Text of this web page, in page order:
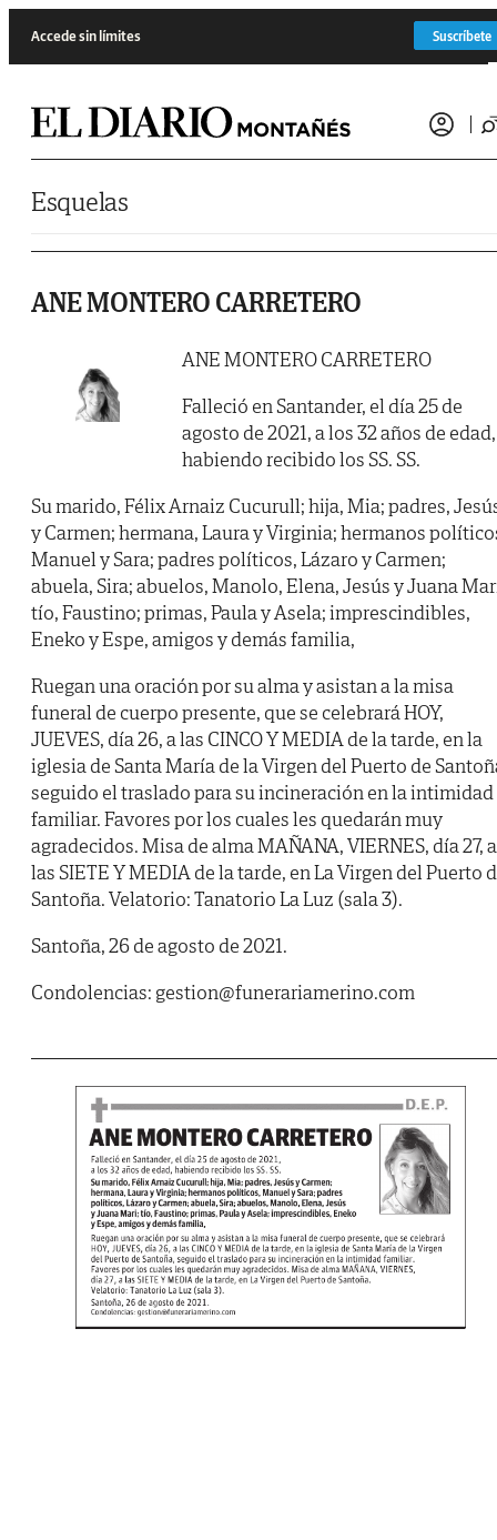
Accede sin límites Suscríbete
Esquelas
ANE MONTERO CARRETERO
ANE MONTERO CARRETERO
Falleció en Santander, el día 25 de
agosto de 2021, a los 32 años de edad,
habiendo recibido los SS. SS.
Su marido, Félix Arnaiz Cucurull; hija, Mia; padres,
y Carmen; hermana, Laura y Virginia; hermanos
Manuel y Sara; padres políticos, Lázaro y Carmen;
abuela, Sira; abuelos, Manolo, Elena, Jesús y Juana
tío, Faustino; primas, Paula y Asela; imprescindibles,
Eneko y Espe, amigos y demás familia,
Ruegan una oración por su alma y asistan a la misa
funeral de cuerpo presente, que se celebrará HOY,
JUEVES, día 26, a las CINCO Y MEDIA de la tarde, en la
iglesia de Santa María de la Virgen del Puerto de
seguido el traslado para su incineración en la intimidad
familiar. Favores por los cuales les quedarán muy
agradecidos. Misa de alma MAÑANA, VIERNES, día 27, a
las SIETE Y MEDIA de la tarde, en La Virgen del Puerto
Santoña. Velatorio: Tanatorio La Luz (sala 3).
Santoña, 26 de agosto de 2021.
Condolencias: gestion@funerariamerino.com